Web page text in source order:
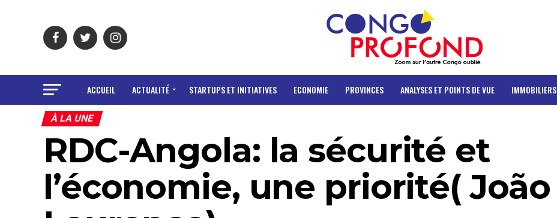
ACCUEIL ACTUALITÉ STARTUPS ET INITIATIVES ECONOMIE PROVINCES ANALYSES ET POINTS DE VUE IMMOBILIERS
À LA UNE
RDC-Angola: la sécurité et
l’économie, une priorité( João